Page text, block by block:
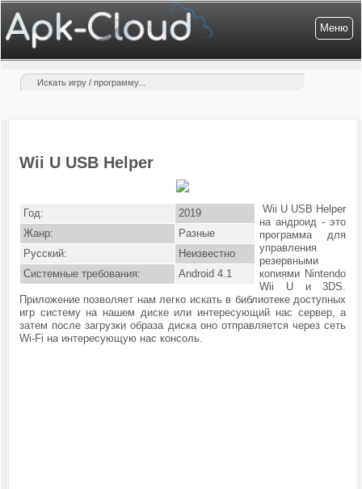
Меню
Wii U USB Helper
Год:
2019
Жанр:
Разные
Русский:
Неизвестно
Системные требования:
Android 4.1
Wii U USB Helper
на андроид - это
программа для
управления
резервными
копиями Nintendo
Wii U и 3DS.
Приложение позволяет нам легко искать в библиотеке доступных
игр систему на нашем диске или интересующий нас сервер, а
затем после загрузки образа диска оно отправляется через сеть
Wi-Fi на интересующую нас консоль.